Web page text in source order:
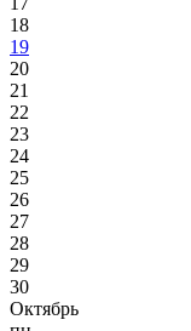
18
19
20
21
22
23
24
25
26
27
28
29
30
Октябрь